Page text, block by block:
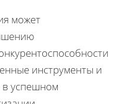
может
инструменты и
в успешном